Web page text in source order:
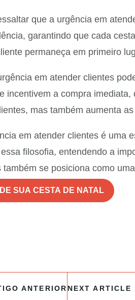
que a urgência em
garantindo que cada
permaneça em primeiro
em atender clientes
incentivem a compra
mas também aumenta
em atender clientes é uma
filosofia, entendendo a
também se posiciona como
SUA CESTA DE NATAL
ANTERIOR NEXT ARTICLE